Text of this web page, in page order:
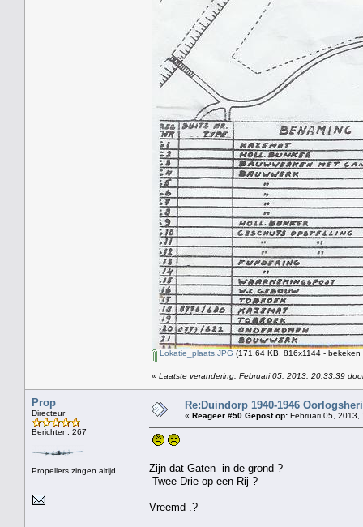
Lokatie_plaats.JPG (171.64 KB, 816x1144 - bekeken
« Laatste verandering: Februari 05, 2013, 20:33:39
Prop
Directeur
Berichten: 267
Propellers zingen altijd
Re:Duindorp 1940-1946
« Reageer #50 Gepost op: Februari 05, 2013,
Zijn dat Gaten in de grond ?
Twee-Drie op een Rij ?
Vreemd .?